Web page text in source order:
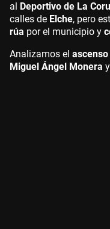
al Deportivo de La
calles de Elche, pero
rúa por el municipio y
Analizamos el ascenso
Miguel Ángel Monera y